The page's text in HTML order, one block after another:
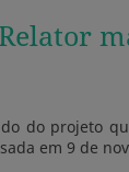
Relator
do projeto
em 9 de